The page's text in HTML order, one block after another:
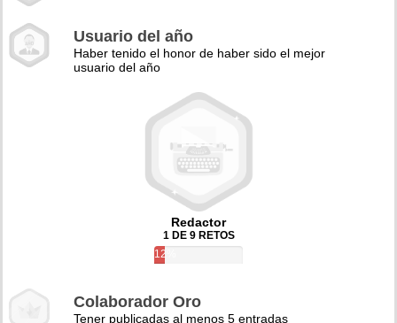
Usuario del año
Haber tenido el honor de haber sido el mejor
usuario del año
Redactor
1 DE 9 RETOS
12%
Colaborador Oro
Tener publicadas al menos 5 entradas